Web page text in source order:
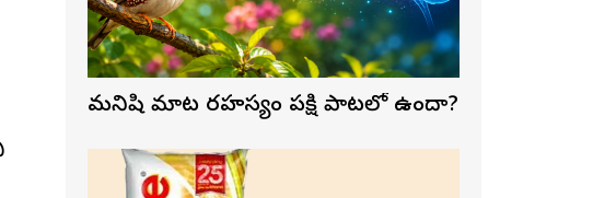
మనిషి మాట రహస్యం పక్షి పాటలో ఉందా?